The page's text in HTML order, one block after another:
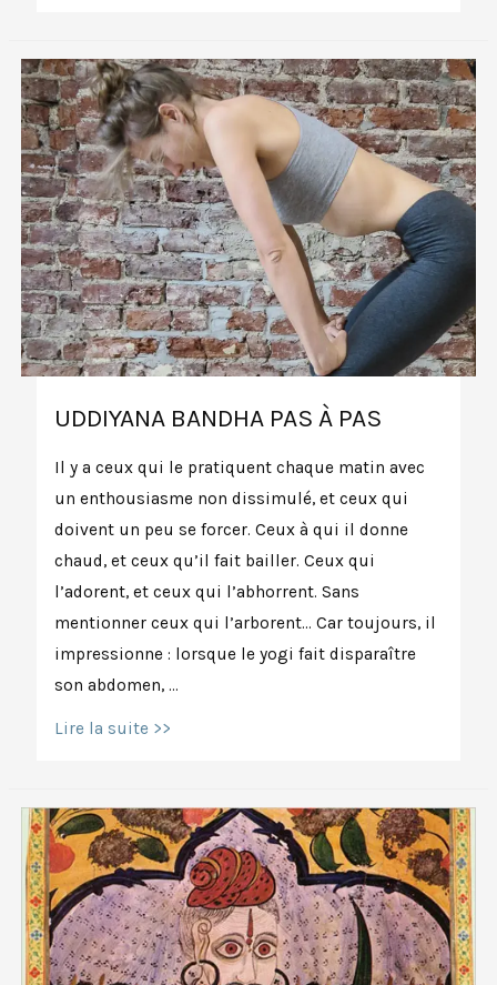
UDDIYANA BANDHA PAS À PAS
Il y a ceux qui le pratiquent chaque matin avec
un enthousiasme non dissimulé, et ceux qui
doivent un peu se forcer. Ceux à qui il donne
chaud, et ceux qu’il fait bailler. Ceux qui
l’adorent, et ceux qui l’abhorrent. Sans
mentionner ceux qui l’arborent… Car toujours, il
impressionne : lorsque le yogi fait disparaître
son abdomen, …
Uddiyana
Lire la suite >>